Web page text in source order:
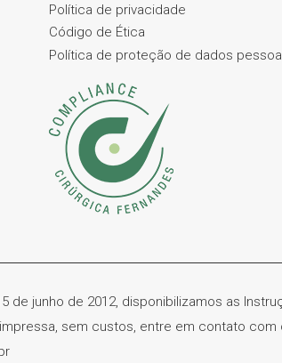
Política de privacidade
Código de Ética
Política de proteção de dados
de junho de 2012, disponibilizamos as
sem custos, entre em contato